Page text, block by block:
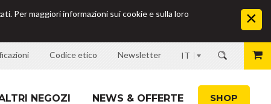
Per maggiori informazioni sui cookie e sulla loro
IT
Codice etico Newsletter
NEGOZI NEWS & OFFERTE SHOP